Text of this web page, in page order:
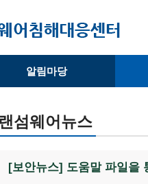
알림마당
· 뉴스레터
랜섬웨어뉴스
[보안뉴스] 도움말 파일을